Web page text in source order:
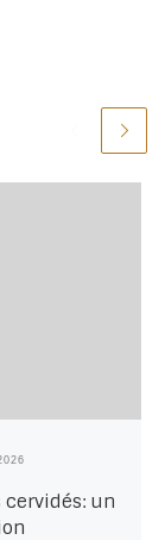
cervidés: un